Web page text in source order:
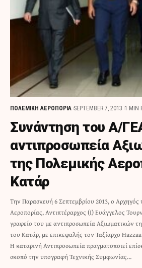
ΠΟΛΕΜΙΚΗ ΑΕΡΟΠΟΡΙΑ SEPTEMBER 7, 2013 1 MIN
Συνάντηση του Α/
αντιπροσωπεία
της Πολεμικής
Κατάρ
Την Παρασκευή 6 Σεπτεμβρίου 2013, ο Αρχηγός
Αεροπορίας, Αντιπτέραρχος (Ι) Ευάγγελος
γραφείο του με αντιπροσωπεία Αξιωματικών
του Κατάρ, με επικεφαλής τον Ταξίαρχο
Η καταρινή Αντιπροσωπεία πραγματοποιεί
σκοπό την υπογραφή Τεχνικής Συμφωνίας…